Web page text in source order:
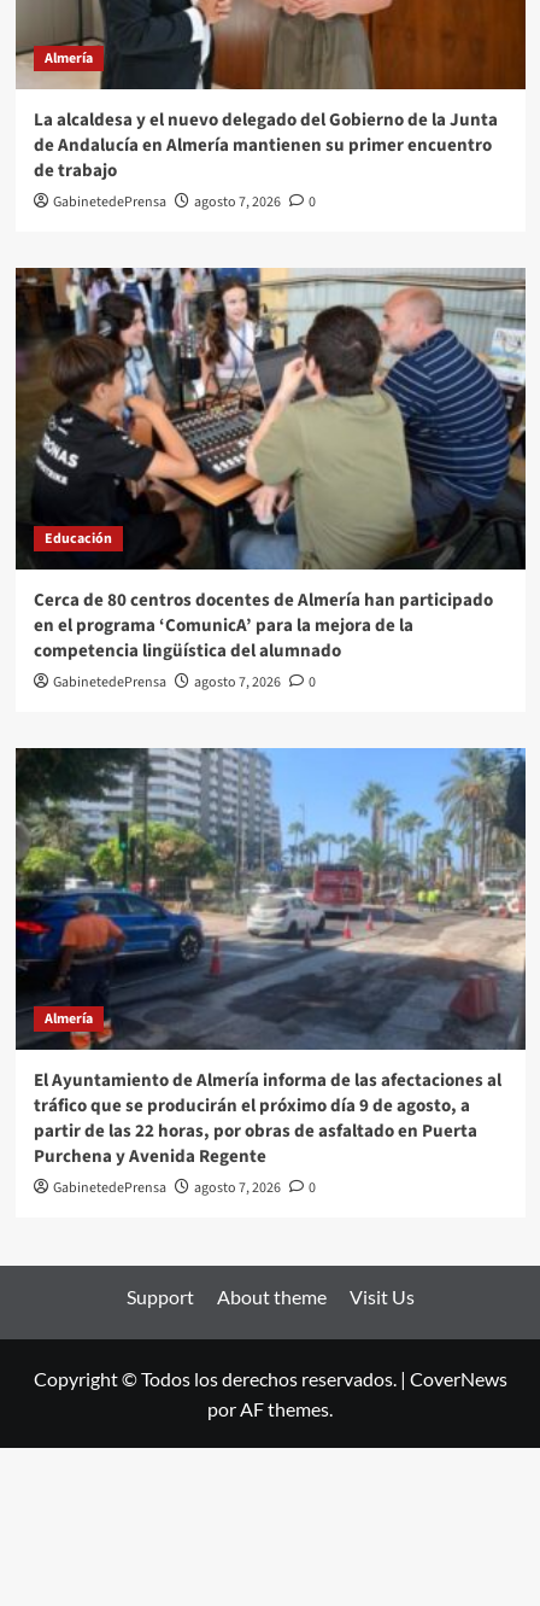
Almería
La alcaldesa y el nuevo delegado del Gobierno de la Junta
de Andalucía en Almería mantienen su primer encuentro
de trabajo
GabinetedePrensa agosto 7, 2026 0
Educación
Cerca de 80 centros docentes de Almería han participado
en el programa ‘ComunicA’ para la mejora de la
competencia lingüística del alumnado
GabinetedePrensa agosto 7, 2026 0
Almería
El Ayuntamiento de Almería informa de las afectaciones al
tráfico que se producirán el próximo día 9 de agosto, a
partir de las 22 horas, por obras de asfaltado en Puerta
Purchena y Avenida Regente
GabinetedePrensa agosto 7, 2026 0
Support About theme Visit Us
Copyright © Todos los derechos reservados. | CoverNews
por AF themes.